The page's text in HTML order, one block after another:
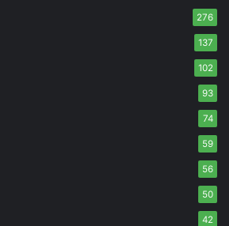
276
137
102
93
74
59
56
50
42